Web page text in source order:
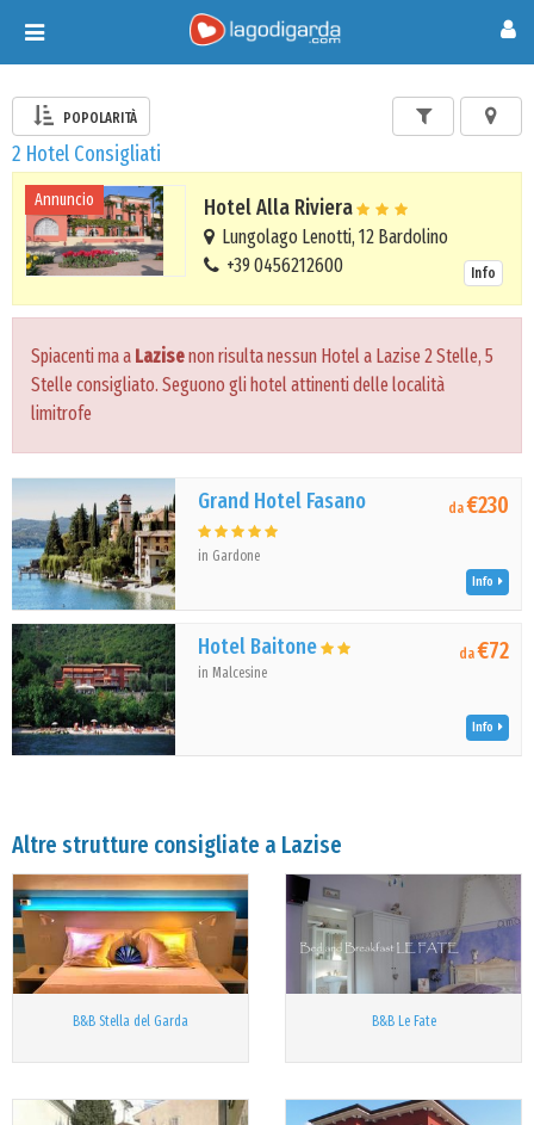
Toggle
navigation
POPOLARITÀ
2 Hotel Consigliati
Annuncio Hotel Alla Riviera
Lungolago Lenotti, 12 Bardolino
+39 0456212600
Info
Spiacenti ma a Lazisenon risulta nessun Hotel a Lazise 2 Stelle, 5
Stelle consigliato. Seguono gli hotel attinenti delle località
limitrofe
Grand Hotel Fasano
in Gardone
da€230
Info
Hotel Baitone
in Malcesine
da€72
Info
Altre strutture consigliate a Lazise
B&B Stella del Garda B&B Le Fate